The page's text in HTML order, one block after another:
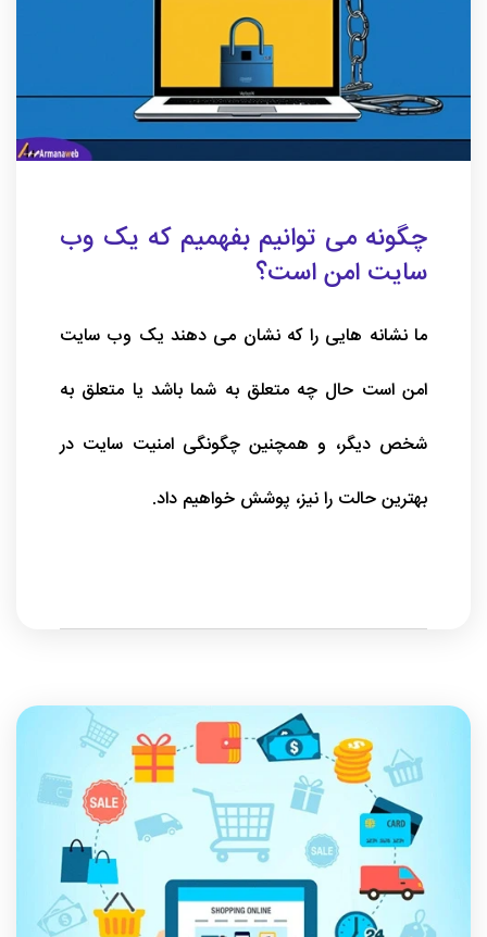
چگونه می توانیم بفهمیم که یک وب
سایت امن است؟
ما نشانه هایی را که نشان می دهند یک وب سایت
امن است حال چه متعلق به شما باشد یا متعلق به
شخص دیگر، و همچنین چگونگی امنیت سایت در
بهترین حالت را نیز، پوشش خواهیم داد.